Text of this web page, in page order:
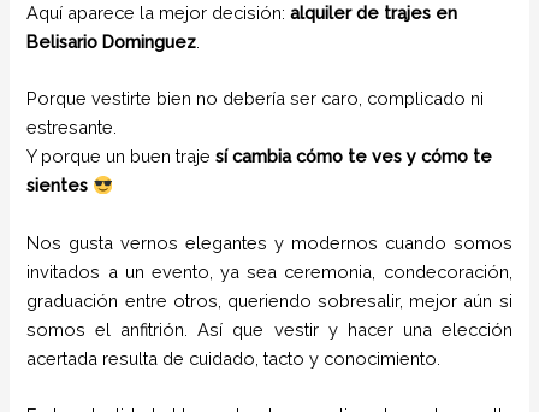
Aquí aparece la mejor decisión:alquiler de trajes en
Belisario Dominguez
Porque vestirte bien no debería ser caro, complicado ni
estresante.
Y porque un buen trajesí cambia cómo te ves y cómo te
sientes
Nos gusta vernos elegantes y modernos cuando somos
invitados a un evento, ya sea ceremonia, condecoración,
graduación entre otros, queriendo sobresalir, mejor aún si
somos el anfitrión. Así que vestir y hacer una elección
acertada resulta de cuidado, tacto y conocimiento.